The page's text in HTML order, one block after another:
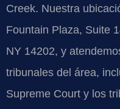
Creek. Nuestra
Fountain Plaza, Suite
NY 14202, y
tribunales del área,
Supreme Court y los